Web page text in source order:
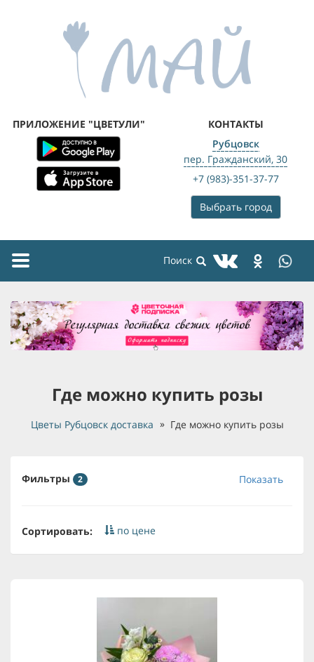
ПРИЛОЖЕНИЕ "ЦВЕТУЛИ"
КОНТАКТЫ
Рубцовск
пер. Гражданский, 30
+7 (983)-351-37-77
Выбрать город
Toggle
Где можно купить розы
Цветы Рубцовск доставка Где можно купить розы
Фильтры 2 Показать
Сортировать: по цене